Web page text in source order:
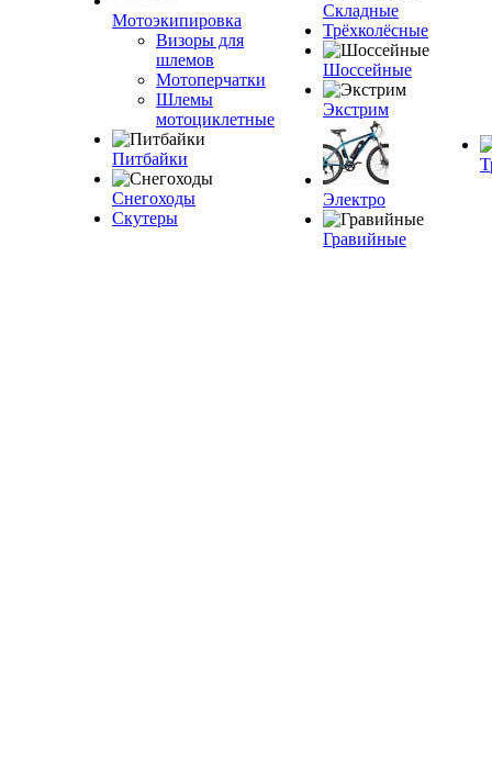
Мотоэкипировка
Визоры для
шлемов
Мотоперчатки
Шлемы
мотоциклетные
Питбайки
Снегоходы
Скутеры
Складные
Трёхколёсные
Шоссейные
Экстрим
Электро
Гравийные